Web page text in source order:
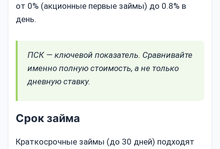
от 0% (акционные первые займы) до 0.8% в
день.
ПСК — ключевой показатель. Сравнивайте
именно полную стоимость, а не только
дневную ставку.
Срок займа
Краткосрочные займы (до 30 дней) подходят